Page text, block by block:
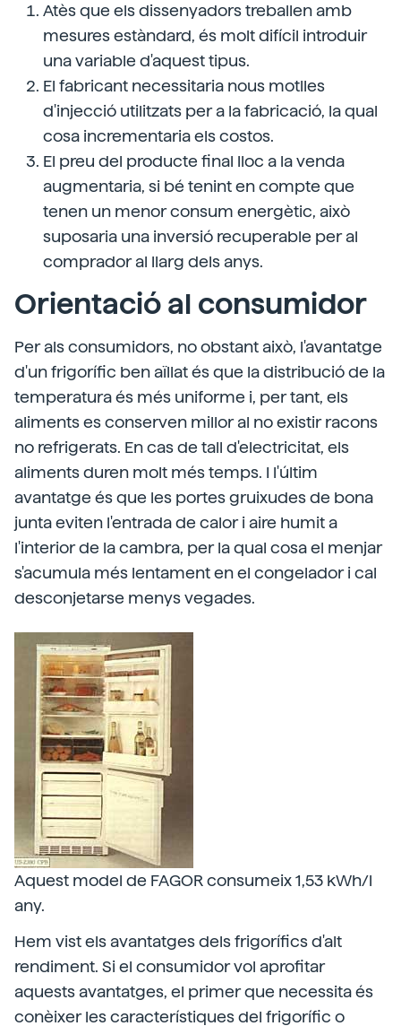
Atès que els dissenyadors treballen amb
mesures estàndard, és molt difícil introduir
una variable d'aquest tipus.
El fabricant necessitaria nous motlles
d'injecció utilitzats per a la fabricació, la qual
cosa incrementaria els costos.
El preu del producte final lloc a la venda
augmentaria, si bé tenint en compte que
tenen un menor consum energètic, això
suposaria una inversió recuperable per al
comprador al llarg dels anys.
Orientació al consumidor
Per als consumidors, no obstant això, l'avantatge
d'un frigorífic ben aïllat és que la distribució de la
temperatura és més uniforme i, per tant, els
aliments es conserven millor al no existir racons
no refrigerats. En cas de tall d'electricitat, els
aliments duren molt més temps. I l'últim
avantatge és que les portes gruixudes de bona
junta eviten l'entrada de calor i aire humit a
l'interior de la cambra, per la qual cosa el menjar
s'acumula més lentament en el congelador i cal
desconjetarse menys vegades.
Aquest model de FAGOR consumeix 1,53 kWh/l
any.
Hem vist els avantatges dels frigorífics d'alt
rendiment. Si el consumidor vol aprofitar
aquests avantatges, el primer que necessita és
conèixer les característiques del frigorífic o